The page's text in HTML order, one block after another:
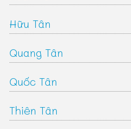
Hữu Tân
Quang Tân
Quốc Tân
Thiên Tân